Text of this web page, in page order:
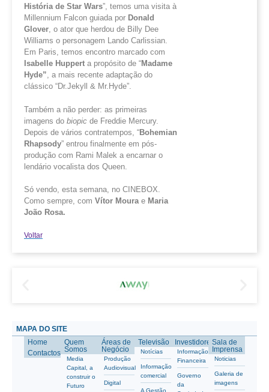
História de Star Wars”, temos uma visita à
Millennium Falcon guiada por Donald
Glover, o ator que herdou de Billy Dee
Williams o personagem Lando Carlissian.
Em Paris, temos encontro marcado com
Isabelle Huppert a propósito de “Madame
Hyde”, a mais recente adaptação do
clássico “Dr.Jekyll & Mr.Hyde”.
Também a não perder: as primeiras
imagens do biopic de Freddie Mercury.
Depois de vários contratempos, “Bohemian
Rhapsody” entrou finalmente em pós-
produção com Rami Malek a encarnar o
lendário vocalista dos Queen.
Só vendo, esta semana, no CINEBOX.
Como sempre, com Vítor Moura e Maria
João Rosa.
Voltar
MAPA DO SITE
Home
Contactos
Quem
Somos
Media
Capital, a
construir o
Futuro
Áreas de
Negócio
Produção
Audiovisual
Digital
Televisão
Notícias
Informação
comercial
A Gestão
Investidores
Informação
Financeira
Governo
da
Sala de
Imprensa
Noticias
Galeria de
imagens